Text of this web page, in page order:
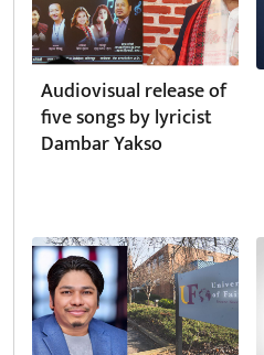
Audiovisual release of
five songs by lyricist
Dambar Yakso